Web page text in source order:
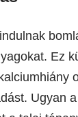
Ez
Ugyan